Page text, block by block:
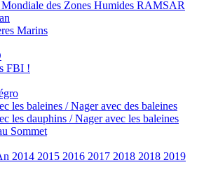
Mondiale des Zones Humides RAMSAR
Marins
FBI !
les baleines / Nager avec des baleines
les dauphins / Nager avec les baleines
Sommet
2014 2015 2016 2017 2018 2018 2019